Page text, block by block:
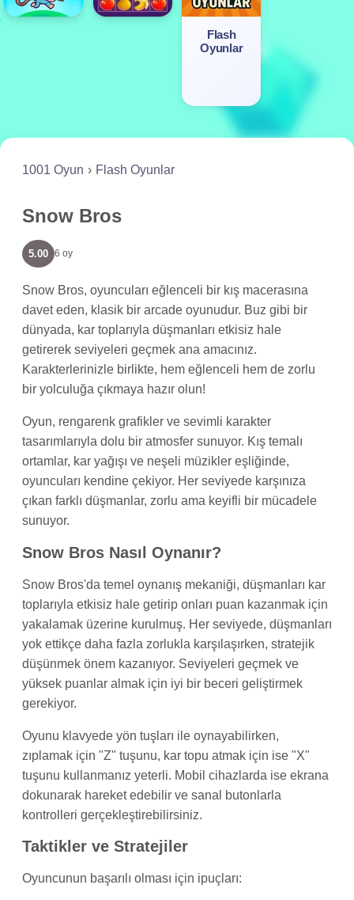
Flash
Oyunlar
1001 Oyun Flash Oyunlar
Snow Bros
5.00 6 oy
Snow Bros, oyuncuları eğlenceli bir kış macerasına
davet eden, klasik bir arcade oyunudur. Buz gibi bir
dünyada, kar toplarıyla düşmanları etkisiz hale
getirerek seviyeleri geçmek ana amacınız.
Karakterlerinizle birlikte, hem eğlenceli hem de zorlu
bir yolculuğa çıkmaya hazır olun!
Oyun, rengarenk grafikler ve sevimli karakter
tasarımlarıyla dolu bir atmosfer sunuyor. Kış temalı
ortamlar, kar yağışı ve neşeli müzikler eşliğinde,
oyuncuları kendine çekiyor. Her seviyede karşınıza
çıkan farklı düşmanlar, zorlu ama keyifli bir mücadele
sunuyor.
Snow Bros Nasıl Oynanır?
Snow Bros'da temel oynanış mekaniği, düşmanları kar
toplarıyla etkisiz hale getirip onları puan kazanmak için
yakalamak üzerine kurulmuş. Her seviyede, düşmanları
yok ettikçe daha fazla zorlukla karşılaşırken, stratejik
düşünmek önem kazanıyor. Seviyeleri geçmek ve
yüksek puanlar almak için iyi bir beceri geliştirmek
gerekiyor.
Oyunu klavyede yön tuşları ile oynayabilirken,
zıplamak için "Z" tuşunu, kar topu atmak için ise "X"
tuşunu kullanmanız yeterli. Mobil cihazlarda ise ekrana
dokunarak hareket edebilir ve sanal butonlarla
kontrolleri gerçekleştirebilirsiniz.
Taktikler ve Stratejiler
Oyuncunun başarılı olması için ipuçları: